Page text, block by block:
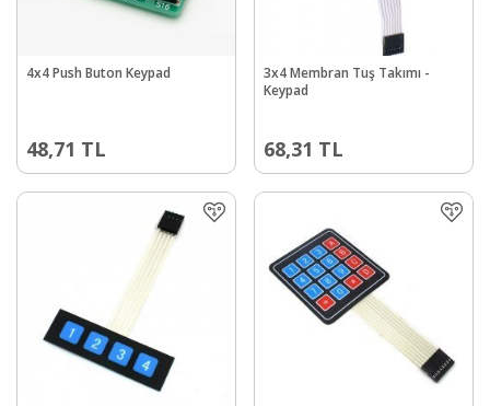
4x4 Push Buton Keypad
48,71 TL
3x4 Membran Tuş Takımı -
Keypad
68,31 TL